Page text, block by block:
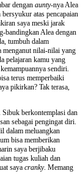
dengan aunty-nya Alea
atas pencapaian
saya meski jarak
bandingkan Alea dengan
tumbuh dalam
menganut nilai-nilai yang
pelajaran kamu yang
sendiri.
terus memperbaiki
pikirkan? Tak terasa,
Sibuk berkontemplasi dan
sebagai pengingat diri.
dalam meluangkan
bisa memberikan
saya berjibaku
tugas kuliah dan
saya cranky. Memang